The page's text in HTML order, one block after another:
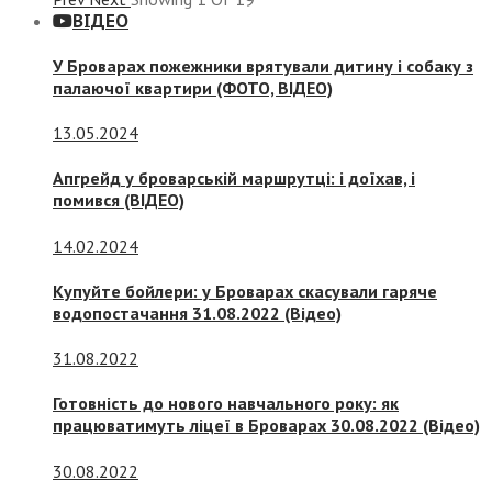
ВІДЕО
У Броварах пожежники врятували дитину і собаку з
палаючої квартири (ФОТО, ВІДЕО)
13.05.2024
Апгрейд у броварській маршрутці: і доїхав, і
помився (ВІДЕО)
14.02.2024
Купуйте бойлери: у Броварах скасували гаряче
водопостачання 31.08.2022 (Відео)
31.08.2022
Готовність до нового навчального року: як
працюватимуть ліцеї в Броварах 30.08.2022 (Відео)
30.08.2022